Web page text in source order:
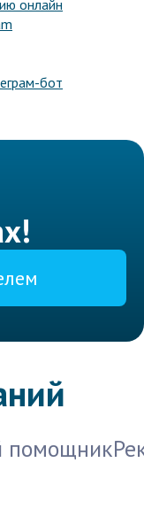
онлайн
бот
помощник